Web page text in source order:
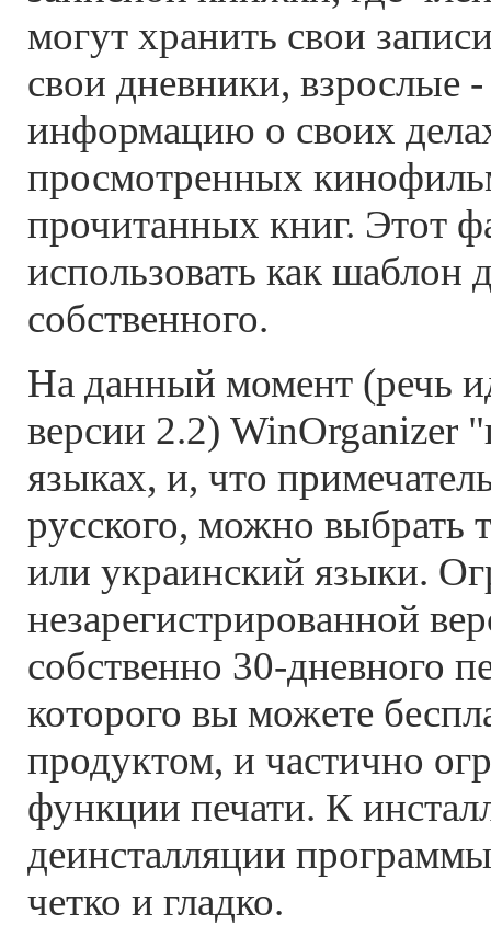
могут хранить свои
свои дневники, взрослые
информацию о своих
просмотренных
прочитанных книг. Этот
использовать как шаблон
собственного.
На данный момент (речь
версии 2.2) WinOrganizer
языках, и, что
русского, можно выбрать
или украинский языки.
незарегистрированной
собственно 30-дневного
которого вы можете
продуктом, и частично
функции печати. К
деинсталляции
четко и гладко.